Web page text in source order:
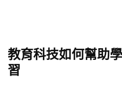
教育科技如何幫助
習